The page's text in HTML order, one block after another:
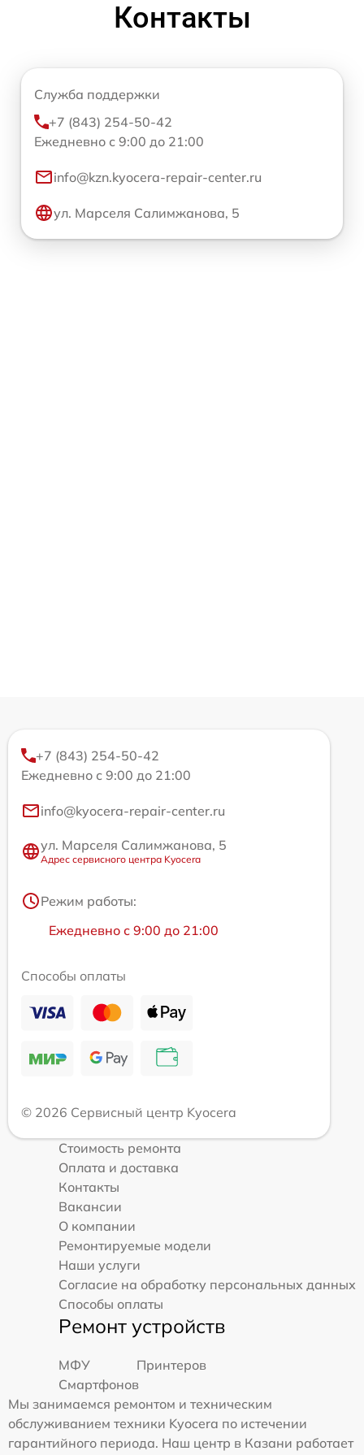
Контакты
Служба поддержки
+7 (843) 254-50-42
Ежедневно с 9:00 до 21:00
info@kzn.kyocera-repair-center.ru
ул. Марселя Салимжанова, 5
+7 (843) 254-50-42
Ежедневно с 9:00 до 21:00
info@kyocera-repair-center.ru
ул. Марселя Салимжанова, 5
Адрес сервисного центра Kyocera
Режим работы:
Ежедневно с 9:00 до 21:00
Способы оплаты
© 2026 Сервисный центр Kyocera
Стоимость ремонта
Оплата и доставка
Контакты
Вакансии
О компании
Ремонтируемые модели
Наши услуги
Согласие на обработку персональных данных
Способы оплаты
Ремонт устройств
МФУ
Принтеров
Смартфонов
Мы занимаемся ремонтом и техническим
обслуживанием техники Kyocera по истечении
гарантийного периода. Наш центр в Казани работает